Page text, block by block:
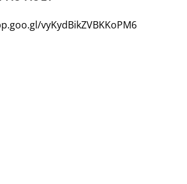
vyKydBikZVBKKoPM6